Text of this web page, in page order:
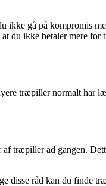
gå på kompromis
du ikke betaler mere
træpiller normalt har
træpiller ad gangen.
disse råd kan du finde